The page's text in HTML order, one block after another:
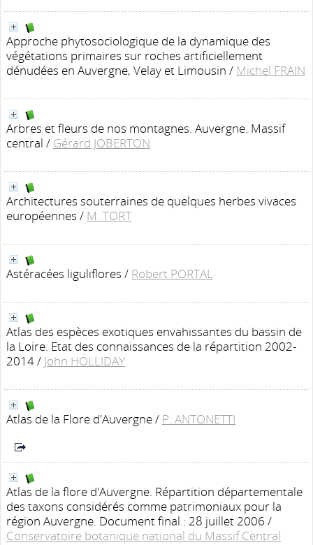
Approche phytosociologique de la dynamique des
végétations primaires sur roches artificiellement
dénudées en Auvergne, Velay et Limousin / Michel FRAIN
Arbres et fleurs de nos montagnes. Auvergne. Massif
central / Gérard JOBERTON
Architectures souterraines de quelques herbes vivaces
européennes / M. TORT
Astéracées liguliflores / Robert PORTAL
Atlas des espèces exotiques envahissantes du bassin de
la Loire. Etat des connaissances de la répartition 2002-
2014/ John HOLLIDAY
Atlas de la Flore d'Auvergne/ P. ANTONETTI
Atlas de la flore d'Auvergne. Répartition départementale
des taxons considérés comme patrimoniaux pour la
région Auvergne. Document final : 28 juillet 2006 /
Conservatoire botanique national du Massif Central